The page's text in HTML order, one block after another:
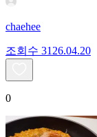
chaehee
조회수 31 26.04.20
0